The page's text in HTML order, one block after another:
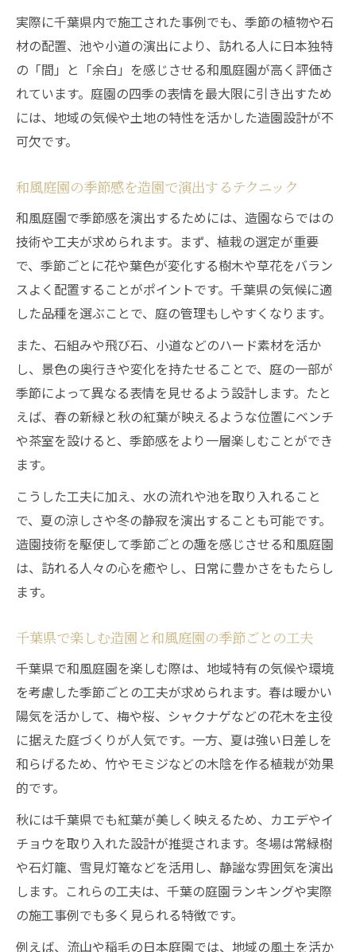
実際に千葉県内で施工された事例でも、季節の植物や石
材の配置、池や小道の演出により、訪れる人に日本独特
の「間」と「余白」を感じさせる和風庭園が高く評価さ
れています。庭園の四季の表情を最大限に引き出すため
には、地域の気候や土地の特性を活かした造園設計が不
可欠です。
和風庭園の季節感を造園で演出するテクニック
和風庭園で季節感を演出するためには、造園ならではの
技術や工夫が求められます。まず、植栽の選定が重要
で、季節ごとに花や葉色が変化する樹木や草花をバラン
スよく配置することがポイントです。千葉県の気候に適
した品種を選ぶことで、庭の管理もしやすくなります。
また、石組みや飛び石、小道などのハード素材を活か
し、景色の奥行きや変化を持たせることで、庭の一部が
季節によって異なる表情を見せるよう設計します。たと
えば、春の新緑と秋の紅葉が映えるような位置にベンチ
や茶室を設けると、季節感をより一層楽しむことができ
ます。
こうした工夫に加え、水の流れや池を取り入れること
で、夏の涼しさや冬の静寂を演出することも可能です。
造園技術を駆使して季節ごとの趣を感じさせる和風庭園
は、訪れる人々の心を癒やし、日常に豊かさをもたらし
ます。
千葉県で楽しむ造園と和風庭園の季節ごとの工夫
千葉県で和風庭園を楽しむ際は、地域特有の気候や環境
を考慮した季節ごとの工夫が求められます。春は暖かい
陽気を活かして、梅や桜、シャクナゲなどの花木を主役
に据えた庭づくりが人気です。一方、夏は強い日差しを
和らげるため、竹やモミジなどの木陰を作る植栽が効果
的です。
秋には千葉県でも紅葉が美しく映えるため、カエデやイ
チョウを取り入れた設計が推奨されます。冬場は常緑樹
や石灯籠、雪見灯篭などを活用し、静謐な雰囲気を演出
します。これらの工夫は、千葉の庭園ランキングや実際
の施工事例でも多く見られる特徴です。
例えば、流山や稲毛の日本庭園では、地域の風土を活か